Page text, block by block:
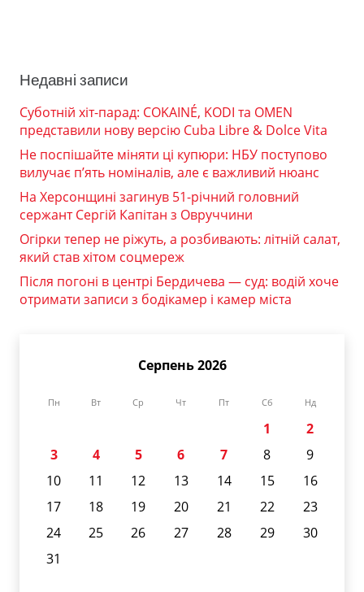
Недавні записи
Суботній хіт-парад: COKAINÉ, KODI та OMEN
представили нову версію Cuba Libre & Dolce Vita
Не поспішайте міняти ці купюри: НБУ поступово
вилучає п’ять номіналів, але є важливий нюанс
На Херсонщині загинув 51-річний головний
сержант Сергій Капітан з Овруччини
Огірки тепер не ріжуть, а розбивають: літній салат,
який став хітом соцмереж
Після погоні в центрі Бердичева — суд: водій хоче
отримати записи з бодікамер і камер міста
Серпень 2026
Пн Вт Ср Чт Пт Сб Нд
1
2
3
4 5 6 7 8
9
10
11 12 13 14 15
16
17
18 19 20 21 22
23
24
25 26 27 28 29
30
31